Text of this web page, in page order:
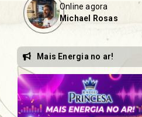
Online agora
Michael Rosas
Mais Energia no ar!